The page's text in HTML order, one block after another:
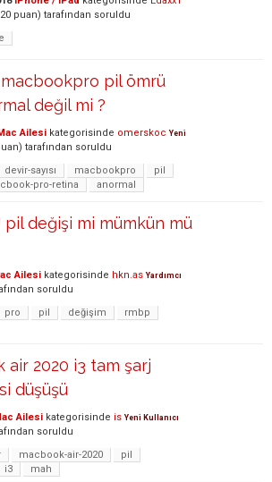
puan) tarafından soruldu
pil ömrü
değil mi ?
Ailesi kategorisinde omerskoc Yeni
tarafından soruldu
devir-sayısı macbookpro
pil
pro-retina anormal
pil değişi mi mümkün mü
Ailesi kategorisinde hkn.as Yardımcı
soruldu
pro pil değişim
rmbp
air 2020 i3 tam şarj
düşüşü
Ailesi kategorisinde is Yeni Kullanıcı
soruldu
macbook-air-2020
pil
i3 mah